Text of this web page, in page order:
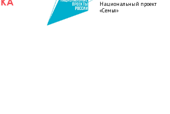
Национальный проект
«Семья»